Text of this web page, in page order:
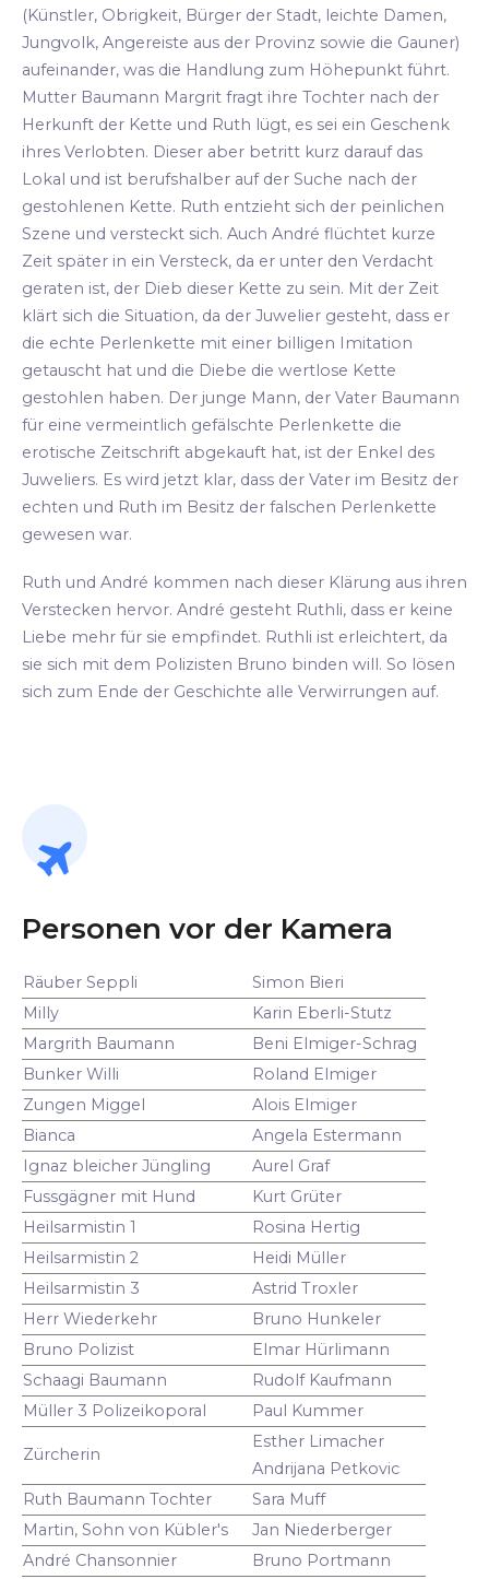
(Künstler, Obrigkeit, Bürger der Stadt, leichte Damen,
Jungvolk, Angereiste aus der Provinz sowie die Gauner)
aufeinander, was die Handlung zum Höhepunkt führt.
Mutter Baumann Margrit fragt ihre Tochter nach der
Herkunft der Kette und Ruth lügt, es sei ein Geschenk
ihres Verlobten. Dieser aber betritt kurz darauf das
Lokal und ist berufshalber auf der Suche nach der
gestohlenen Kette. Ruth entzieht sich der peinlichen
Szene und versteckt sich. Auch André flüchtet kurze
Zeit später in ein Versteck, da er unter den Verdacht
geraten ist, der Dieb dieser Kette zu sein. Mit der Zeit
klärt sich die Situation, da der Juwelier gesteht, dass er
die echte Perlenkette mit einer billigen Imitation
getauscht hat und die Diebe die wertlose Kette
gestohlen haben. Der junge Mann, der Vater Baumann
für eine vermeintlich gefälschte Perlenkette die
erotische Zeitschrift abgekauft hat, ist der Enkel des
Juweliers. Es wird jetzt klar, dass der Vater im Besitz der
echten und Ruth im Besitz der falschen Perlenkette
gewesen war.
Ruth und André kommen nach dieser Klärung aus ihren
Verstecken hervor. André gesteht Ruthli, dass er keine
Liebe mehr für sie empfindet. Ruthli ist erleichtert, da
sie sich mit dem Polizisten Bruno binden will. So lösen
sich zum Ende der Geschichte alle Verwirrungen auf.
Personen vor der Kamera
Räuber Seppli
Simon Bieri
Milly
Karin Eberli-Stutz
Margrith Baumann
Beni Elmiger-Schrag
Bunker Willi
Roland Elmiger
Zungen Miggel
Alois Elmiger
Bianca
Angela Estermann
Ignaz bleicher Jüngling
Aurel Graf
Fussgägner mit Hund
Kurt Grüter
Heilsarmistin 1
Rosina Hertig
Heilsarmistin 2
Heidi Müller
Heilsarmistin 3
Astrid Troxler
Herr Wiederkehr
Bruno Hunkeler
Bruno Polizist
Elmar Hürlimann
Schaagi Baumann
Rudolf Kaufmann
Müller 3 Polizeikoporal
Paul Kummer
Zürcherin
Esther Limacher
Andrijana Petkovic
Ruth Baumann Tochter
Sara Muff
Martin, Sohn von Kübler's
Jan Niederberger
André Chansonnier
Bruno Portmann